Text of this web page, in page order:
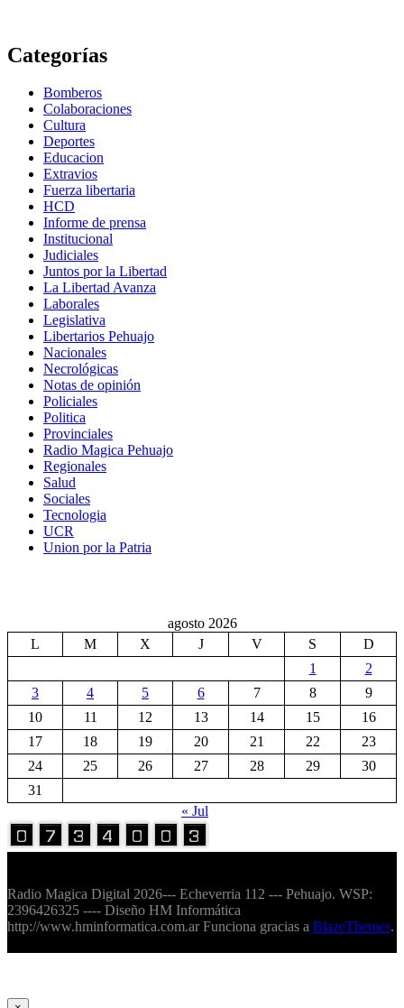
Categorías
Bomberos
Colaboraciones
Cultura
Deportes
Educacion
Extravios
Fuerza libertaria
HCD
Informe de prensa
Institucional
Judiciales
Juntos por la Libertad
La Libertad Avanza
Laborales
Legislativa
Libertarios Pehuajo
Nacionales
Necrológicas
Notas de opinión
Policiales
Politica
Provinciales
Radio Magica Pehuajo
Regionales
Salud
Sociales
Tecnologia
UCR
Union por la Patria
agosto 2026
L
M X J V S
D
1
2
3
4 5 6 7 8
9
10
11 12 13 14 15
16
17
18 19 20 21 22
23
24
25 26 27 28 29
30
31
« Jul
Radio Magica Digital 2026--- Echeverria 112 --- Pehuajo. WSP:
2396426325 ---- Diseño HM Informática
http://www.hminformatica.com.ar Funciona gracias a BlazeThemes.